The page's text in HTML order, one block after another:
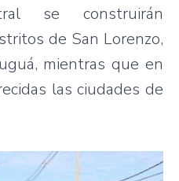
se construirán
de San Lorenzo,
mientras que en
las ciudades de